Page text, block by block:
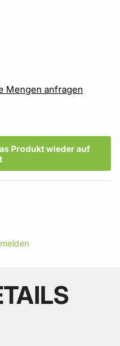
Mengen anfragen
Produkt wieder auf